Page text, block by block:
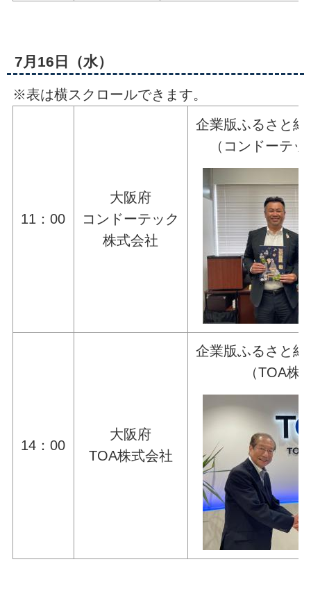
7月16日（水）
※表は横スクロールできます。
11：00
大阪府
コンドーテック
株式会社
企業版ふるさと
（コンドーテ
14：00
大阪府
TOA株式会社
企業版ふるさと
（TOA株